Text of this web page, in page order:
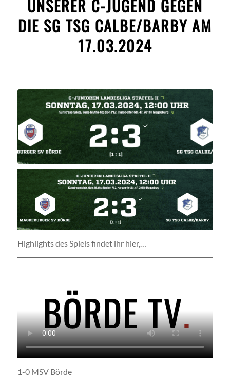
UNSERER C-JUGEND GEGEN
DIE SG TSG CALBE/BARBY AM
17.03.2024
Highlights des Spiels findet ihr hier,…
1-0 MSV Börde